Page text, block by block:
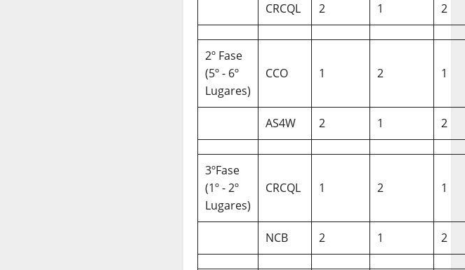
CRCQL 2 1 2
2º Fase
(5º - 6º
Lugares)
CCO 1 2 1
AS4W 2 1 2
3ºFase
(1º - 2º
Lugares)
CRCQL 1 2 1
NCB 2 1 2